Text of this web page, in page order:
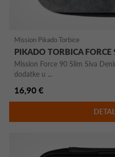
Mission Pikado Torbice
PIKADO TORBICA
Mission Force 90 Slim Siva
dodatke u ...
16,90 €